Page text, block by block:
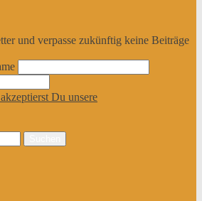
und verpasse zukünftig keine Beiträge
Du unsere